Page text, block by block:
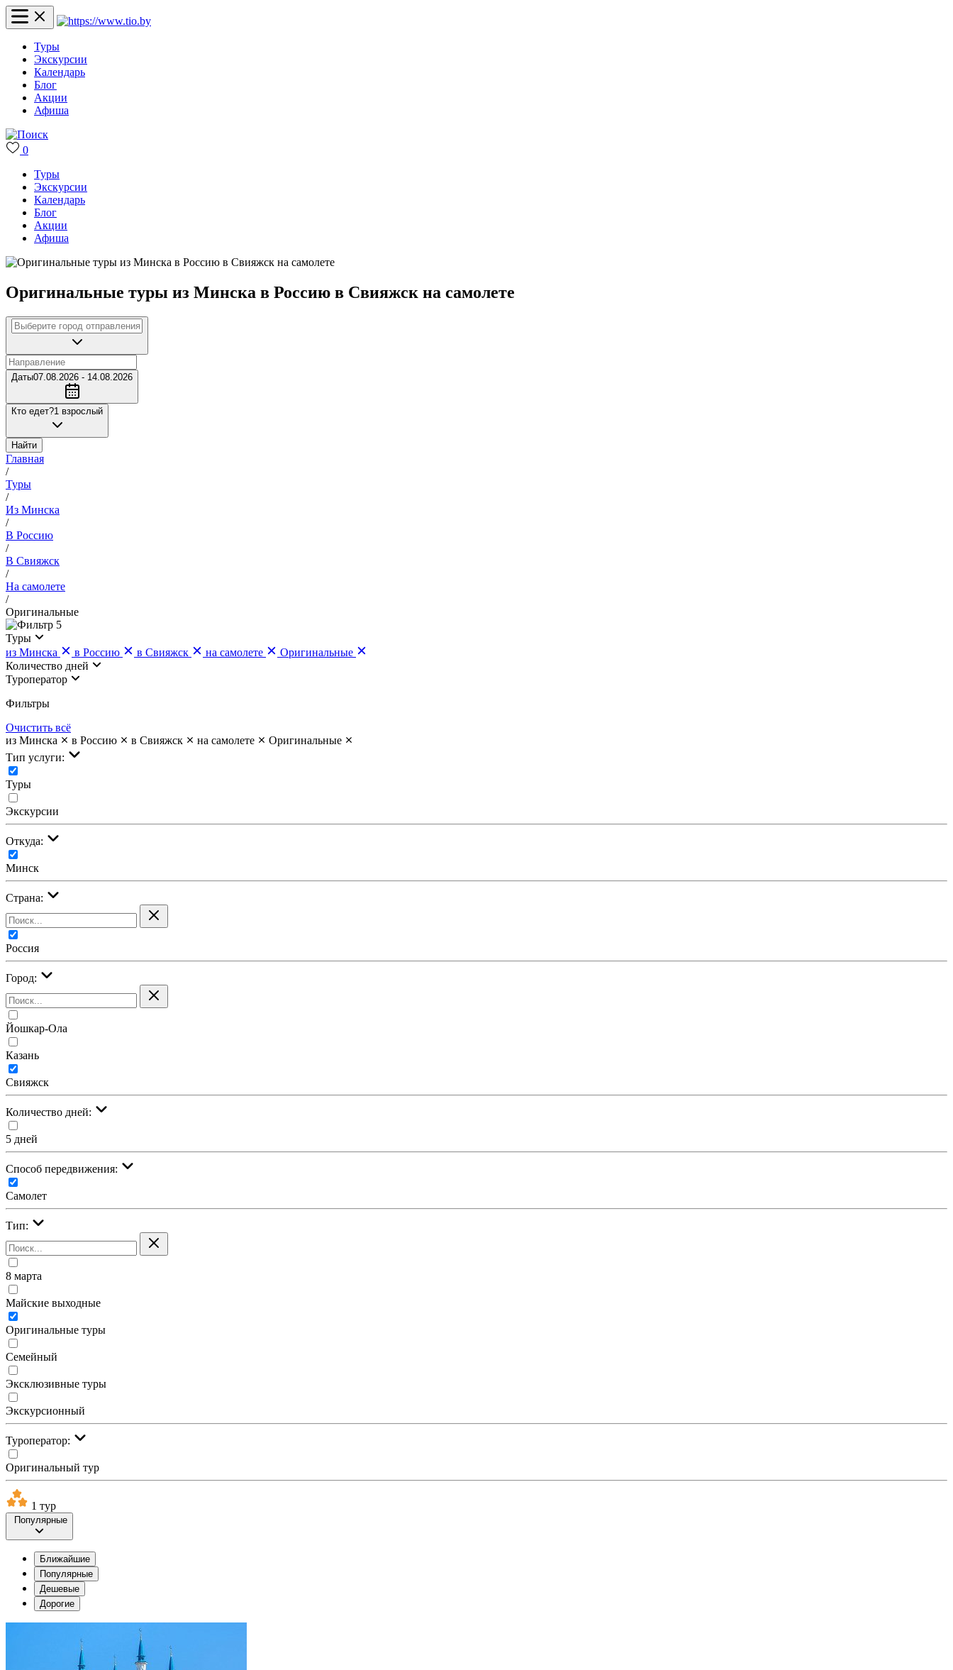
Туры
Экскурсии
Календарь
Блог
Акции
Афиша
0
Туры
Экскурсии
Календарь
Блог
Акции
Афиша
Оригинальные туры из Минска в Россию в Свияжск на самолете
Даты07.08.2026 - 14.08.2026
Кто едет?1 взрослый
Найти
Главная
/
Туры
/
Из Минска
/
В Россию
/
В Свияжск
/
На самолете
/
Оригинальные
5
Туры
из Минска
в Россию в Свияжск на самолете
Оригинальные
Количество дней
Туроператор
Фильтры
Очистить всё
из Минска
в Россию в Свияжск на самолете
Оригинальные
Тип услуги:
Туры
Экскурсии
Откуда:
Минск
Страна:
Россия
Город:
Йошкар-Ола
Казань
Свияжск
Количество дней:
5 дней
Cпособ передвижения:
Самолет
Тип:
8 марта
Майские выходные
Оригинальные туры
Семейный
Эксклюзивные туры
Экскурсионный
Туроператор:
Оригинальный тур
1 тур
Популярные
Ближайшие
Популярные
Дешевые
Дорогие